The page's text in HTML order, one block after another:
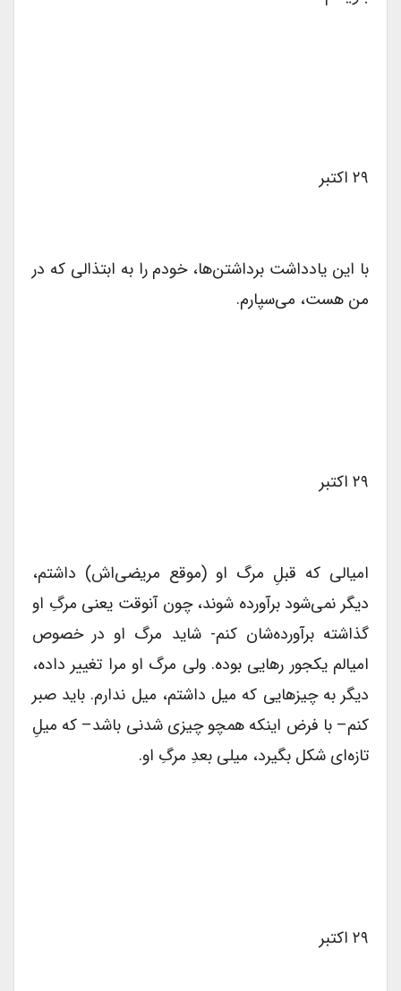
۲۹ اکتبر
با این یادداشت‌ برداشتن‌ها، خودم را به ابتذالی که در
من هست، می‌سپارم.
۲۹ اکتبر
امیالی که قبلِ مرگ او (موقع مریضی‌اش) داشتم،
دیگر نمی‌شود برآورده شوند، چون آنوقت یعنی مرگِ او
گذاشته برآورده‌شان کنم- شاید مرگ او در خصوص
امیالم یکجور رهایی بوده. ولی مرگ او مرا تغییر داده،
دیگر به چیزهایی که میل داشتم، میل ندارم. باید صبر
کنم– با فرض اینکه همچو چیزی شدنی باشد– که میلِ
تازه‌ای شکل بگیرد، میلی بعدِ مرگِ او.
۲۹ اکتبر